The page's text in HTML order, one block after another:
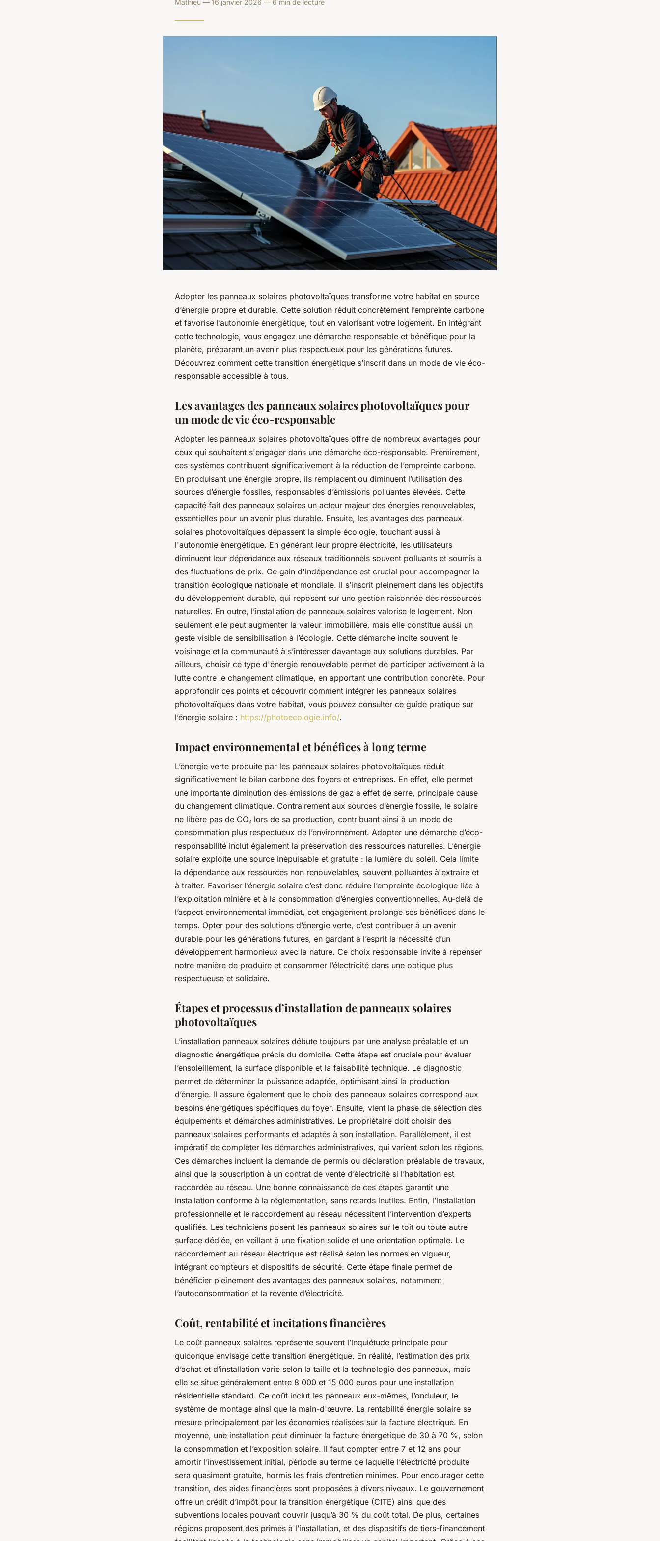
Mathieu — 16 janvier 2026 — 6 min de lecture
Adopter les panneaux solaires photovoltaïques transforme votre habitat en source
d’énergie propre et durable. Cette solution réduit concrètement l’empreinte carbone
et favorise l’autonomie énergétique, tout en valorisant votre logement. En intégrant
cette technologie, vous engagez une démarche responsable et bénéfique pour la
planète, préparant un avenir plus respectueux pour les générations futures.
Découvrez comment cette transition énergétique s’inscrit dans un mode de vie éco-
responsable accessible à tous.
Les avantages des panneaux solaires photovoltaïques pour
un mode de vie éco-responsable
Adopter les panneaux solaires photovoltaïques offre de nombreux avantages pour
ceux qui souhaitent s'engager dans une démarche éco-responsable. Premirement,
ces systèmes contribuent significativement à la réduction de l’empreinte carbone.
En produisant une énergie propre, ils remplacent ou diminuent l’utilisation des
sources d’énergie fossiles, responsables d’émissions polluantes élevées. Cette
capacité fait des panneaux solaires un acteur majeur des énergies renouvelables,
essentielles pour un avenir plus durable. Ensuite, les avantages des panneaux
solaires photovoltaïques dépassent la simple écologie, touchant aussi à
l'autonomie énergétique. En générant leur propre électricité, les utilisateurs
diminuent leur dépendance aux réseaux traditionnels souvent polluants et soumis à
des fluctuations de prix. Ce gain d'indépendance est crucial pour accompagner la
transition écologique nationale et mondiale. Il s’inscrit pleinement dans les objectifs
du développement durable, qui reposent sur une gestion raisonnée des ressources
naturelles. En outre, l’installation de panneaux solaires valorise le logement. Non
seulement elle peut augmenter la valeur immobilière, mais elle constitue aussi un
geste visible de sensibilisation à l’écologie. Cette démarche incite souvent le
voisinage et la communauté à s’intéresser davantage aux solutions durables. Par
ailleurs, choisir ce type d'énergie renouvelable permet de participer activement à la
lutte contre le changement climatique, en apportant une contribution concrète. Pour
approfondir ces points et découvrir comment intégrer les panneaux solaires
photovoltaïques dans votre habitat, vous pouvez consulter ce guide pratique sur
l’énergie solaire : https://photoecologie.info/.
Impact environnemental et bénéfices à long terme
L’énergie verte produite par les panneaux solaires photovoltaïques réduit
significativement le bilan carbone des foyers et entreprises. En effet, elle permet
une importante diminution des émissions de gaz à effet de serre, principale cause
du changement climatique. Contrairement aux sources d’énergie fossile, le solaire
ne libère pas de CO₂ lors de sa production, contribuant ainsi à un mode de
consommation plus respectueux de l’environnement. Adopter une démarche d’éco-
responsabilité inclut également la préservation des ressources naturelles. L’énergie
solaire exploite une source inépuisable et gratuite : la lumière du soleil. Cela limite
la dépendance aux ressources non renouvelables, souvent polluantes à extraire et
à traiter. Favoriser l’énergie solaire c’est donc réduire l’empreinte écologique liée à
l’exploitation minière et à la consommation d’énergies conventionnelles. Au-delà de
l’aspect environnemental immédiat, cet engagement prolonge ses bénéfices dans le
temps. Opter pour des solutions d’énergie verte, c’est contribuer à un avenir
durable pour les générations futures, en gardant à l’esprit la nécessité d’un
développement harmonieux avec la nature. Ce choix responsable invite à repenser
notre manière de produire et consommer l’électricité dans une optique plus
respectueuse et solidaire.
Étapes et processus d’installation de panneaux solaires
photovoltaïques
L’installation panneaux solaires débute toujours par une analyse préalable et un
diagnostic énergétique précis du domicile. Cette étape est cruciale pour évaluer
l’ensoleillement, la surface disponible et la faisabilité technique. Le diagnostic
permet de déterminer la puissance adaptée, optimisant ainsi la production
d’énergie. Il assure également que le choix des panneaux solaires correspond aux
besoins énergétiques spécifiques du foyer. Ensuite, vient la phase de sélection des
équipements et démarches administratives. Le propriétaire doit choisir des
panneaux solaires performants et adaptés à son installation. Parallèlement, il est
impératif de compléter les démarches administratives, qui varient selon les régions.
Ces démarches incluent la demande de permis ou déclaration préalable de travaux,
ainsi que la souscription à un contrat de vente d’électricité si l’habitation est
raccordée au réseau. Une bonne connaissance de ces étapes garantit une
installation conforme à la réglementation, sans retards inutiles. Enfin, l’installation
professionnelle et le raccordement au réseau nécessitent l’intervention d’experts
qualifiés. Les techniciens posent les panneaux solaires sur le toit ou toute autre
surface dédiée, en veillant à une fixation solide et une orientation optimale. Le
raccordement au réseau électrique est réalisé selon les normes en vigueur,
intégrant compteurs et dispositifs de sécurité. Cette étape finale permet de
bénéficier pleinement des avantages des panneaux solaires, notamment
l’autoconsommation et la revente d’électricité.
Coût, rentabilité et incitations financières
Le coût panneaux solaires représente souvent l’inquiétude principale pour
quiconque envisage cette transition énergétique. En réalité, l’estimation des prix
d’achat et d’installation varie selon la taille et la technologie des panneaux, mais
elle se situe généralement entre 8 000 et 15 000 euros pour une installation
résidentielle standard. Ce coût inclut les panneaux eux-mêmes, l’onduleur, le
système de montage ainsi que la main-d'œuvre. La rentabilité énergie solaire se
mesure principalement par les économies réalisées sur la facture électrique. En
moyenne, une installation peut diminuer la facture énergétique de 30 à 70 %, selon
la consommation et l’exposition solaire. Il faut compter entre 7 et 12 ans pour
amortir l’investissement initial, période au terme de laquelle l’électricité produite
sera quasiment gratuite, hormis les frais d’entretien minimes. Pour encourager cette
transition, des aides financières sont proposées à divers niveaux. Le gouvernement
offre un crédit d’impôt pour la transition énergétique (CITE) ainsi que des
subventions locales pouvant couvrir jusqu’à 30 % du coût total. De plus, certaines
régions proposent des primes à l’installation, et des dispositifs de tiers-financement